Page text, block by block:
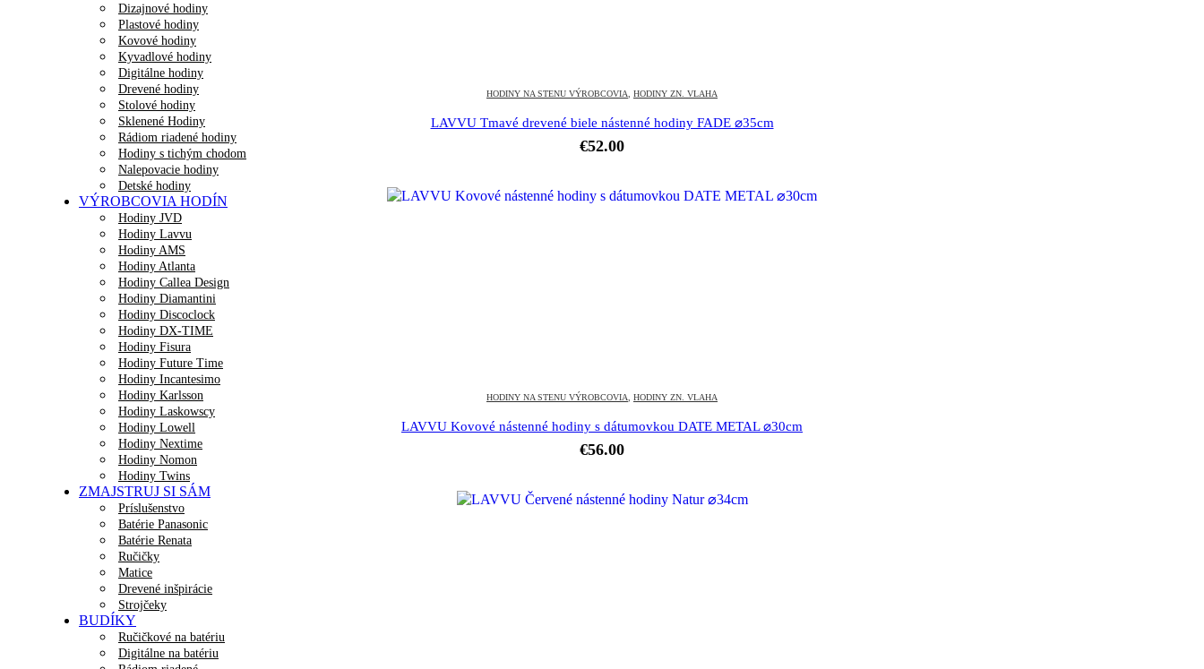
Dizajnové hodiny
Plastové hodiny
Kovové hodiny
Kyvadlové hodiny
Digitálne hodiny
Drevené hodiny
Stolové hodiny
Sklenené Hodiny
Rádiom riadené hodiny
Hodiny s tichým chodom
Nalepovacie hodiny
Detské hodiny
VÝROBCOVIA HODÍN
Hodiny JVD
Hodiny Lavvu
Hodiny AMS
Hodiny Atlanta
Hodiny Callea Design
Hodiny Diamantini
Hodiny Discoclock
Hodiny DX-TIME
Hodiny Fisura
Hodiny Future Time
Hodiny Incantesimo
Hodiny Karlsson
Hodiny Laskowscy
Hodiny Lowell
Hodiny Nextime
Hodiny Nomon
Hodiny Twins
ZMAJSTRUJ SI SÁM
Príslušenstvo
Batérie Panasonic
Batérie Renata
Ručičky
Matice
Drevené inšpirácie
Strojčeky
BUDÍKY
Ručičkové na batériu
Digitálne na batériu
HODINY NA STENU VÝROBCOVIA, HODINY ZN. VLAHA
LAVVU Tmavé drevené biele nástenné hodiny FADE ⌀35cm
€52.00
HODINY NA STENU VÝROBCOVIA HODINY ZN. VLAHA
LAVVU Kovové nástenné hodiny s dátumovkou DATE METAL ⌀30cm
€56.00